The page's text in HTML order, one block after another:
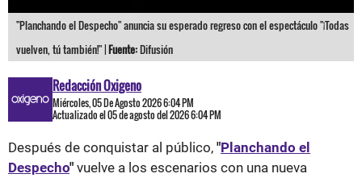
"Planchando el Despecho" anuncia su esperado regreso con el espectáculo "¡Todas
vuelven, tú también!" |Fuente:Difusión
Redacción Oxigeno
Miércoles, 05 De Agosto 2026 6:04 PM
Actualizado el 05 de agosto del 2026 6:04 PM
Después de conquistar al público, "Planchando el
Despecho" vuelve a los escenarios con una nueva